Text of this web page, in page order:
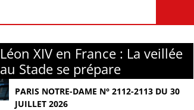
Léon XIV en France : La veillée
au Stade se prépare
PARIS NOTRE-DAME N° 2112-2113 DU 30
JUILLET 2026